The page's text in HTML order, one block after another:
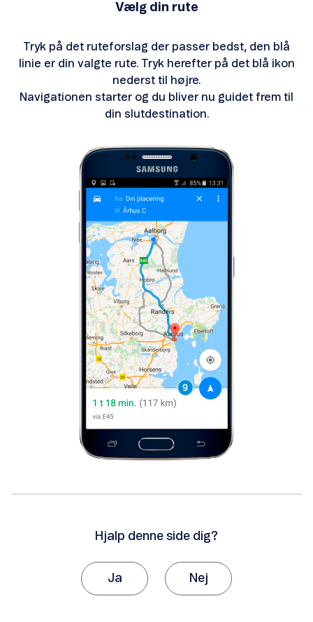
Vælg din rute
Tryk på det ruteforslag der passer bedst, den blå
linie er din valgte rute. Tryk herefter på det blå ikon
nederst til højre.
Navigationen starter og du bliver nu guidet frem til
din slutdestination.
Hjalp denne side dig?
Ja Nej